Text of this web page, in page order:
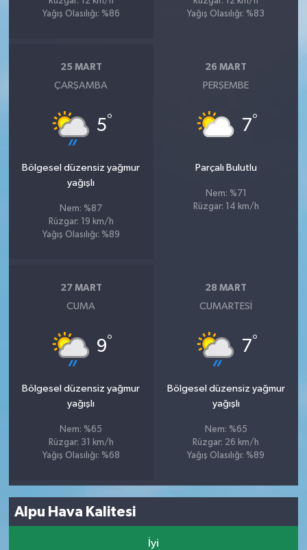
Yağış Olasılığı: %86
Yağış Olasılığı: %83
25 MART
ÇARŞAMBA
5°
Bölgesel düzensiz yağmur
yağışlı
Nem: %87
Rüzgar: 19 km/h
Yağış Olasılığı: %89
26 MART
PERŞEMBE
7°
Parçalı Bulutlu
Nem: %71
Rüzgar: 14 km/h
27 MART
CUMA
9°
Bölgesel düzensiz yağmur
yağışlı
Nem: %65
Rüzgar: 31 km/h
Yağış Olasılığı: %68
28 MART
CUMARTESI
7°
Bölgesel düzensiz yağmur
yağışlı
Nem: %65
Rüzgar: 26 km/h
Yağış Olasılığı: %89
Alpu Hava Kalitesi
İyi